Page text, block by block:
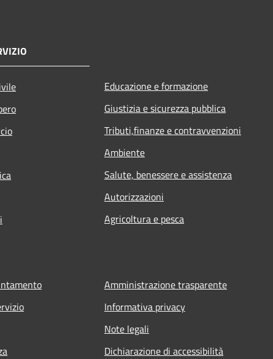
Educazione e formazione
Giustizia e sicurezza pubblica
Tributi,finanze e contravvenzioni
Ambiente
Salute, benessere e assistenza
Autorizzazioni
Agricoltura e pesca
Amministrazione trasparente
Informativa privacy
Note legali
Dichiarazione di accessibilità